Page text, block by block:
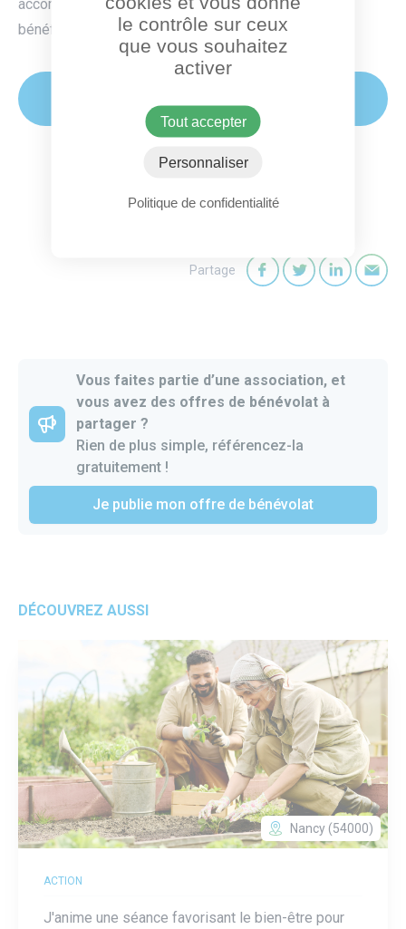
accompagnement est totalement gratuit pour les
bénéficiaires.
sur www.jeveuxaider.gouv.fr
Partage
Vous faites partie d’une association, et
vous avez des offres de bénévolat à
partager ?
Rien de plus simple, référencez-la
gratuitement !
Je publie mon offre de bénévolat
DÉCOUVREZ AUSSI
Nancy (54000)
ACTION
J'anime une séance favorisant le bien-être pour
le contrôle sur ceux
que vous souhaitez
activer
Tout accepter
Personnaliser
Politique de confidentialité